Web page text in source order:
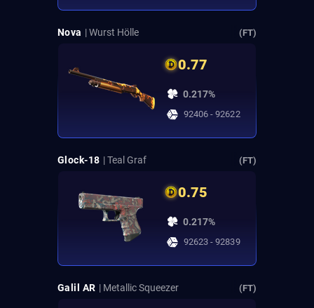
Nova | Wurst Hölle (FT)
0.77
0.217%
92406 - 92622
Glock-18 | Teal Graf (FT)
0.75
0.217%
92623 - 92839
Galil AR | Metallic Squeezer (FT)